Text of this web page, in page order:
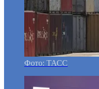
Фото: ТАСС